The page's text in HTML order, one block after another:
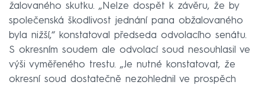
žalovaného skutku. „Nelze dospět k závěru, že by
společenská škodlivost jednání pana obžalovaného
byla nižší,“ konstatoval předseda odvolacího senátu.
S okresním soudem ale odvolací soud nesouhlasil ve
výši vyměřeného trestu. „Je nutné konstatovat, že
okresní soud dostatečně nezohlednil ve prospěch